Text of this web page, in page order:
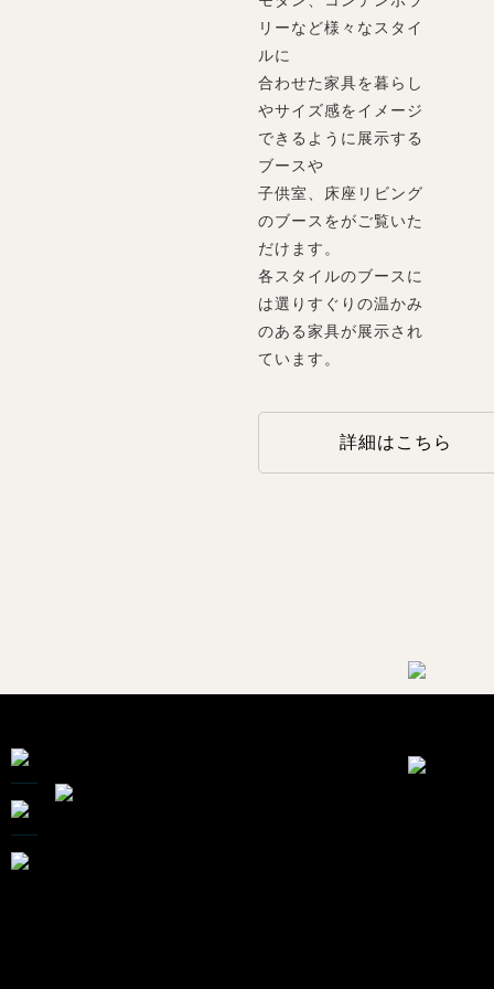
リーなど様々なスタイ
ルに
合わせた家具を暮らし
やサイズ感をイメージ
できるように展示する
ブースや
子供室、床座リビング
のブースをがご覧いた
だけます。
各スタイルのブースに
は選りすぐりの温かみ
のある家具が展示され
ています。
詳細はこちら